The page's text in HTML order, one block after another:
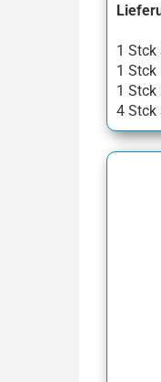
1 Stck
1 Stck
1 Stck
4 Stck